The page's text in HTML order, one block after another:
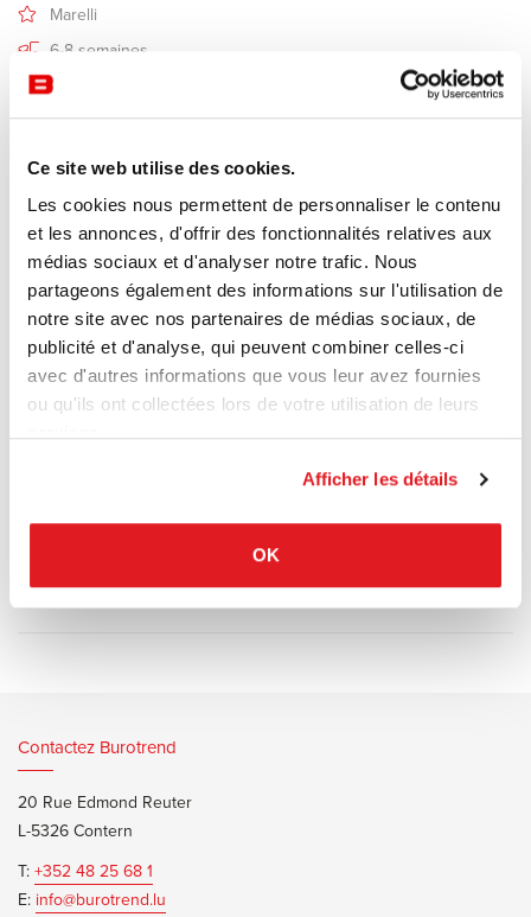
Ce site web utilise des cookies.
Les cookies nous permettent de personnaliser le contenu
et les annonces, d'offrir des fonctionnalités relatives aux
médias sociaux et d'analyser notre trafic. Nous
partageons également des informations sur l'utilisation de
notre site avec nos partenaires de médias sociaux, de
publicité et d'analyse, qui peuvent combiner celles-ci
avec d'autres informations que vous leur avez fournies
ou qu'ils ont collectées lors de votre utilisation de leurs
Afficher les détails
OK
Marelli
6-8 semaines
Description
Fabricant Marelli
Design Marco Cattaneo
Kyoto marque par son élégance et ses lignes pures.
Le design épuré combine un plateau en marbre, en bois, en verre
Documents d’informations Marelli Kyoto Brochure
Contactez Burotrend
20 Rue Edmond Reuter
L-5326 Contern
T:+352 48 25 68 1
E: info@burotrend.lu